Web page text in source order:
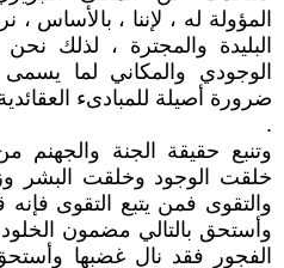
المؤولة له ، لإننا ،
البليدة والمجترة ، لذلك
الوجودي والمكاني لما يسمى
ضرورة أصيلة للمبادىء
.
وتنبع حقيقة الجنة والجهنم
خلقت الوجود وخلقت البشر
والتقوى فمن يتبع التقوى
وأستحق بالتالي مضمون
الفجور فقد نال غضبها